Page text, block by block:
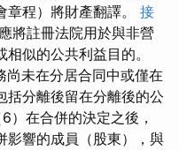
程）將財產翻譯。 接
將註冊法院用於與非營
似的公共利益目的。
尚未在分居合同中或僅在
括分離後留在分離後的公
6）在合併的決定之後，
影響的成員（股東），與